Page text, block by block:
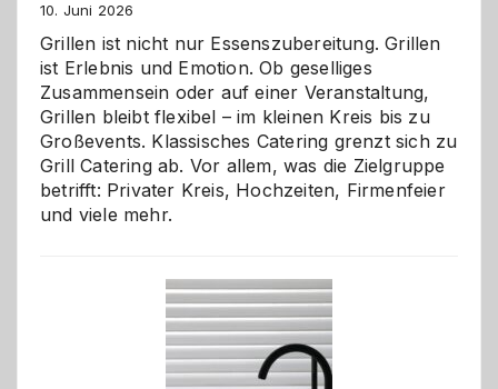
10. Juni 2026
Grillen ist nicht nur Essenszubereitung. Grillen
ist Erlebnis und Emotion. Ob geselliges
Zusammensein oder auf einer Veranstaltung,
Grillen bleibt flexibel – im kleinen Kreis bis zu
Großevents. Klassisches Catering grenzt sich zu
Grill Catering ab. Vor allem, was die Zielgruppe
betrifft: Privater Kreis, Hochzeiten, Firmenfeier
und viele mehr.